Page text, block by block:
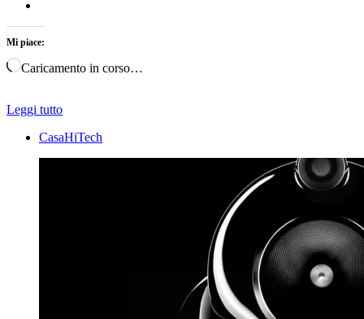
Mi piace:
Caricamento in corso…
Leggi tutto
CasaHiTech